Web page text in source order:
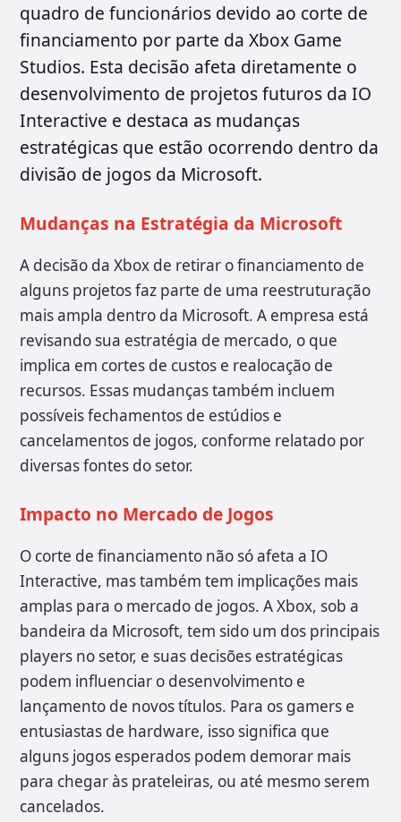
quadro de funcionários devido ao corte de
financiamento por parte da Xbox Game
Studios. Esta decisão afeta diretamente o
desenvolvimento de projetos futuros da IO
Interactive e destaca as mudanças
estratégicas que estão ocorrendo dentro da
divisão de jogos da Microsoft.
Mudanças na Estratégia da Microsoft
A decisão da Xbox de retirar o financiamento de
alguns projetos faz parte de uma reestruturação
mais ampla dentro da Microsoft. A empresa está
revisando sua estratégia de mercado, o que
implica em cortes de custos e realocação de
recursos. Essas mudanças também incluem
possíveis fechamentos de estúdios e
cancelamentos de jogos, conforme relatado por
diversas fontes do setor.
Impacto no Mercado de Jogos
O corte de financiamento não só afeta a IO
Interactive, mas também tem implicações mais
amplas para o mercado de jogos. A Xbox, sob a
bandeira da Microsoft, tem sido um dos principais
players no setor, e suas decisões estratégicas
podem influenciar o desenvolvimento e
lançamento de novos títulos. Para os gamers e
entusiastas de hardware, isso significa que
alguns jogos esperados podem demorar mais
para chegar às prateleiras, ou até mesmo serem
cancelados.